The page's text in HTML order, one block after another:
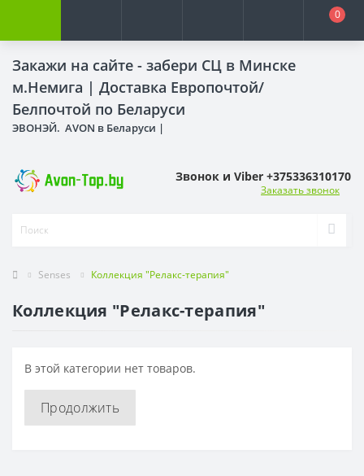
Закажи на сайте - забери СЦ в Минске
м.Немига | Доставка Европочтой/
Белпочтой по Беларуси
ЭВОНЭЙ. AVON в Беларуси |
0
Звонок и Viber +375336310170
Заказать звонок
Senses Коллекция "Релакс-терапия"
Коллекция "Релакс-терапия"
В этой категории нет товаров.
Продолжить